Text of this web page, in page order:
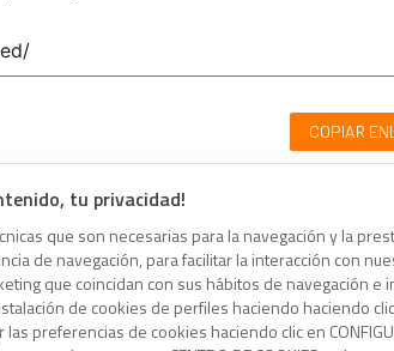
tu privacidad!
que son necesarias para la navegación y la
de navegación, para facilitar la interacción con
que coincidan con sus hábitos de navegación e
de cookies de perfiles haciendo haciendo clic
las preferencias de cookies haciendo clic en
COPIAR
haga clic en el botón.